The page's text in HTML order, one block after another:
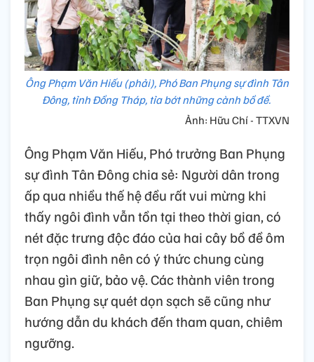
Ông Phạm Văn Hiếu (phải), Phó Ban Phụng sự đình Tân
Đông, tỉnh Đồng Tháp, tỉa bớt những cành bồ đề.
Ảnh: Hữu Chí - TTXVN
Ông Phạm Văn Hiếu, Phó trưởng Ban Phụng
sự đình Tân Đông chia sẻ: Người dân trong
ấp qua nhiều thế hệ đều rất vui mừng khi
thấy ngôi đình vẫn tồn tại theo thời gian, có
nét đặc trưng độc đáo của hai cây bồ đề ôm
trọn ngôi đình nên có ý thức chung cùng
nhau gìn giữ, bảo vệ. Các thành viên trong
Ban Phụng sự quét dọn sạch sẽ cũng như
hướng dẫn du khách đến tham quan, chiêm
ngưỡng.